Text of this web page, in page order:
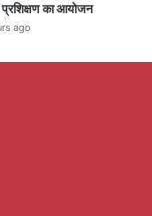
प्रशिक्षण का आयोजन
ago